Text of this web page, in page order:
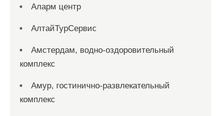
Аларм центр
АлтайТурСервис
Амстердам, водно-оздоровительный
комплекс
Амур, гостинично-развлекательный
комплекс